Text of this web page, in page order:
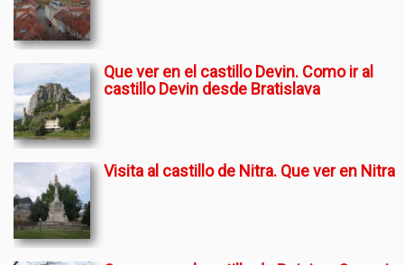
Que ver en el castillo Devin. Como ir al
castillo Devin desde Bratislava
Visita al castillo de Nitra. Que ver en Nitra